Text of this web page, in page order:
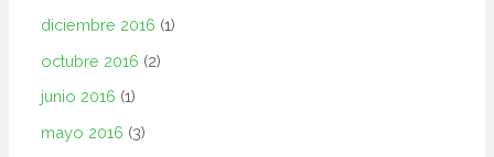
diciembre 2016 (1)
octubre 2016 (2)
junio 2016 (1)
mayo 2016 (3)